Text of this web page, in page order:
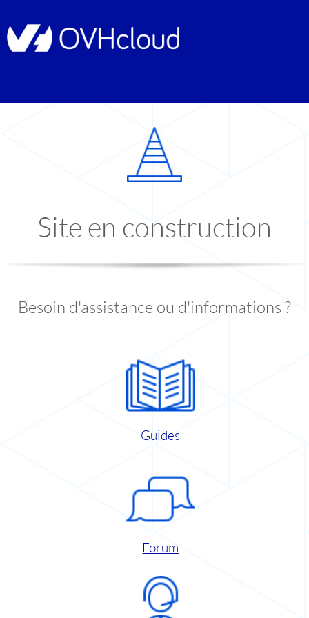
Site en construction
Besoin d'assistance ou d'informations ?
Guides
Forum